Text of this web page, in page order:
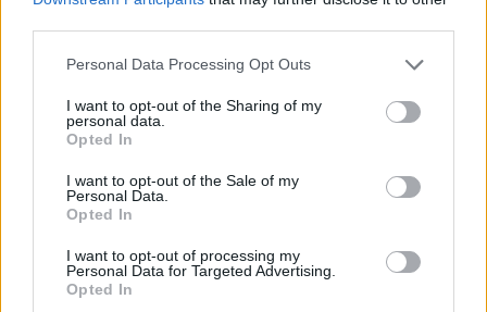
Please note that this website/app uses one or more Google
not limited to your visit or usage behaviour. You may click to
grant or deny consent to Google and its third-party tags to
use your data for below specified purposes in below Google
consent section.
Personal Data Processing Opt Outs
I want to opt-out of the Sharing of my
personal data.
Opted In
I want to opt-out of the Sale of my
Personal Data.
Opted In
I want to opt-out of processing my
Personal Data for Targeted Advertising.
Opted In
Η Χαμάς δηλώνει εκ νέου έτοιμη να
Γάζα
Συντριβή Sikorsky CH-54A Tarhe σε
αεροπυρόσβεση στη Γιούτα